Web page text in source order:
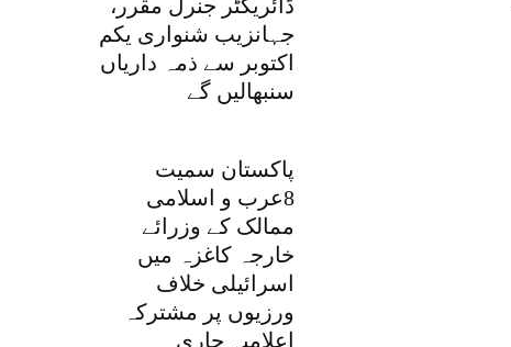
ڈائریکٹر جنرل مقرر،
جہانزیب شنواری یکم
اکتوبر سے ذمہ داریاں
سنبھالیں گے
پاکستان سمیت
8عرب و اسلامی
ممالک کے وزرائے
خارجہ کاغزہ میں
اسرائیلی خلاف
ورزیوں پر مشترکہ
اعلامیہ جاری